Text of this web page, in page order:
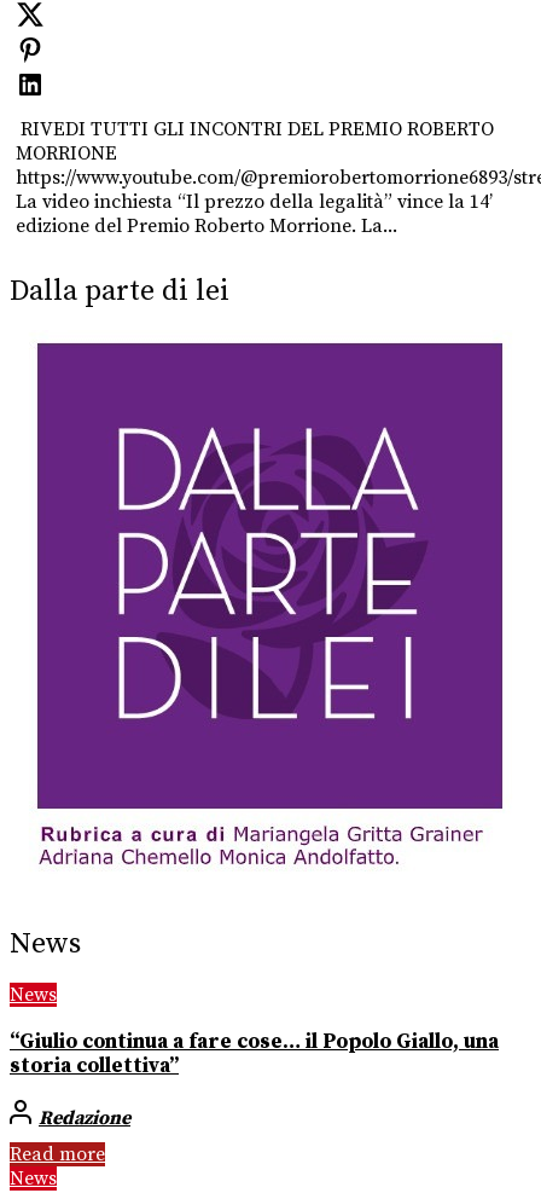
RIVEDI TUTTI GLI INCONTRI DEL PREMIO ROBERTO
MORRIONE
https://www.youtube.com/@premiorobertomorrione6893/
La video inchiesta “Il prezzo della legalità” vince la 14’
edizione del Premio Roberto Morrione. La...
Dalla parte di lei
News
News
“Giulio continua a fare cose… il Popolo Giallo, una
storia collettiva”
Redazione
Read more
News